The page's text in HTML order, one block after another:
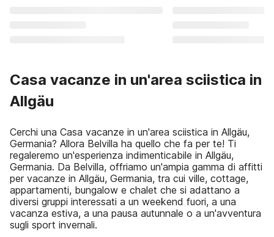
Casa vacanze in un'area sciistica in
Allgäu
Cerchi una Casa vacanze in un'area sciistica in Allgäu,
Germania? Allora Belvilla ha quello che fa per te! Ti
regaleremo un'esperienza indimenticabile in Allgäu,
Germania. Da Belvilla, offriamo un'ampia gamma di affitti
per vacanze in Allgäu, Germania, tra cui ville, cottage,
appartamenti, bungalow e chalet che si adattano a
diversi gruppi interessati a un weekend fuori, a una
vacanza estiva, a una pausa autunnale o a un'avventura
sugli sport invernali.